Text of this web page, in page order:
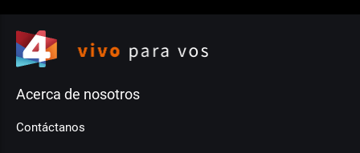
Acerca de nosotros
Contáctanos